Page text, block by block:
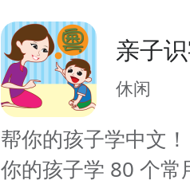
亲子
休闲
帮你的孩子学中文
你的孩子学 80 个常